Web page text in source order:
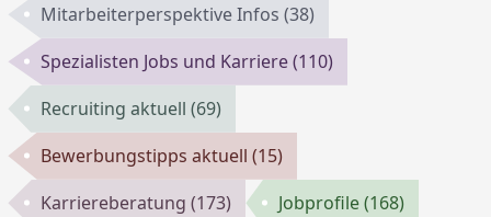
Mitarbeiterperspektive Infos(38)
Spezialisten Jobs und Karriere(110)
Recruiting aktuell(69)
Bewerbungstipps aktuell(15)
Karriereberatung(173) Jobprofile(168)